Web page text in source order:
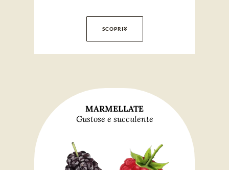
SCOPRI
MARMELLATE
Gustose e succulente